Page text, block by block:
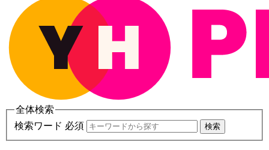
全体検索
検索ワード 必須
検索